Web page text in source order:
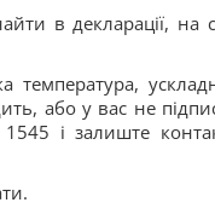
в декларації, на
або у вас не
і залиште